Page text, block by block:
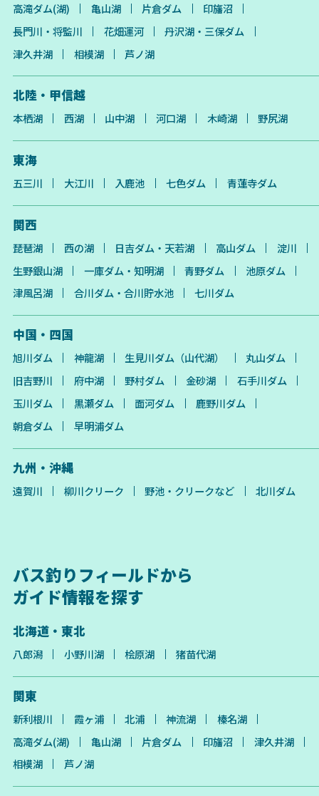
高滝ダム(湖) 亀山湖 片倉ダム
印旛沼
長門川・将監川
花畑運河
丹沢湖・三保ダム
津久井湖
相模湖 芦ノ湖
北陸・甲信越
本栖湖 西湖 山中湖 河口湖 木崎湖 野尻湖
東海
五三川 大江川 入鹿池 七色ダム 青蓮寺ダム
関西
琵琶湖 西の湖 日吉ダム・天若湖 高山ダム
淀川
生野銀山湖
一庫ダム・知明湖 青野ダム
池原ダム
津風呂湖
合川ダム・合川貯水池 七川ダム
中国・四国
旭川ダム 神龍湖 生見川ダム（山代湖）
丸山ダム
旧吉野川
府中湖 野村ダム 金砂湖
石手川ダム
玉川ダム
黒瀬ダム 面河ダム
鹿野川ダム
朝倉ダム
早明浦ダム
九州・沖縄
遠賀川 柳川クリーク 野池・クリークなど 北川ダム
バス釣りフィールドから
ガイド情報を探す
北海道・東北
八郎潟 小野川湖 桧原湖 猪苗代湖
関東
新利根川 霞ヶ浦 北浦 神流湖
榛名湖
高滝ダム(湖)
亀山湖 片倉ダム 印旛沼
津久井湖
相模湖
芦ノ湖